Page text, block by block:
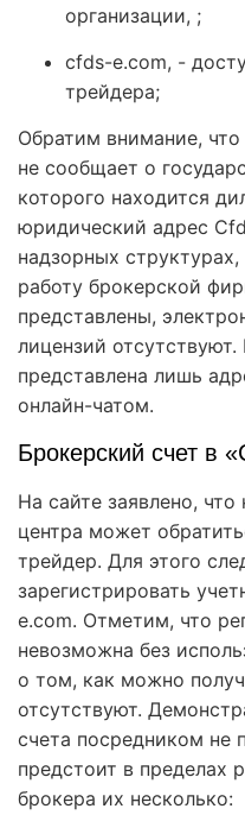
организации, ;
cfds-e.com, -
трейдера;
Обратим внимание, что
не сообщает о
которого находится
юридический адрес
надзорных
работу брокерской
представлены,
лицензий
представлена лишь
онлайн-чатом.
Брокерский счет в
На сайте заявлено, что
центра может
трейдер. Для этого
зарегистрировать
e.com. Отметим, что
невозможна без
о том, как можно
отсутствуют.
счета посредником не
предстоит в пределах
брокера их несколько: